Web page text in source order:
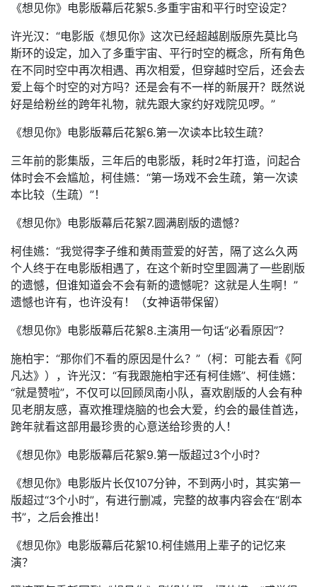
《想见你》电影版幕后花絮5.多重宇宙和平行时空设定？
许光汉：“电影版《想见你》这次已经超越剧版原先莫比乌
斯环的设定，加入了多重宇宙、平行时空的概念，所有角色
在不同时空中再次相遇、再次相爱，但穿越时空后，还会去
爱上每个时空的对方吗？还是会有不一样的新展开？既然说
好是给粉丝的跨年礼物，就先跟大家约好戏院见啰。”
《想见你》电影版幕后花絮6.第一次读本比较生疏？
三年前的影集版，三年后的电影版，耗时2年打造，问起合
体时会不会尴尬，柯佳嬿：“第一场戏不会生疏，第一次读
本比较（生疏）”！
《想见你》电影版幕后花絮7.圆满剧版的遗憾？
柯佳嬿：“我觉得李子维和黄雨萱爱的好苦，隔了这么久两
个人终于在电影版相遇了，在这个新时空里圆满了一些剧版
的遗憾，但谁知道会不会有新的遗憾呢？这就是人生啊！”
遗憾也许有，也许没有！（女神语带保留）
《想见你》电影版幕后花絮8.主演用一句话“必看原因”？
施柏宇：“那你们不看的原因是什么？”（柯：可能去看《阿
凡达》），许光汉：“有我跟施柏宇还有柯佳嬿”、柯佳嬿：
“就是赞啦”，不仅可以回顾凤南小队，喜欢剧版的人会有种
见老朋友感，喜欢推理烧脑的也会大爱，约会的最佳首选，
跨年就看这部用最珍贵的心意送给珍贵的人！
《想见你》电影版幕后花絮9.第一版超过3个小时？
《想见你》电影版片长仅107分钟，不到两小时，其实第一
版超过“3个小时”，有进行删减，完整的故事内容会在“剧本
书”，之后会推出！
《想见你》电影版幕后花絮10.柯佳嬿用上辈子的记忆来
演？